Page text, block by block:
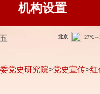
机构设置
党史研究院>党史宣传>红